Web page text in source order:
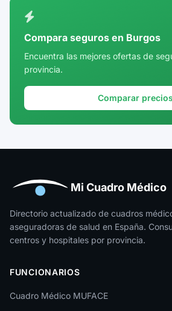
Córdoba
Cuenca
Girona
Huesca
Jaén
La Rioja
León
Lleida
Compara seguros en Burgos
Encuentra las mejores ofertas de
provincia.
Comparar precios
Mi Cuadro Médico
Directorio actualizado de cuadros
aseguradoras de salud en España.
centros y hospitales por provincia.
FUNCIONARIOS
Cuadro Médico MUFACE